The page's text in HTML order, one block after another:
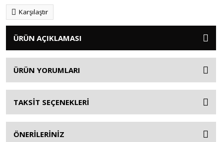
Karşılaştır
ÜRÜN AÇIKLAMASI
ÜRÜN YORUMLARI
TAKSİT SEÇENEKLERİ
ÖNERİLERİNİZ